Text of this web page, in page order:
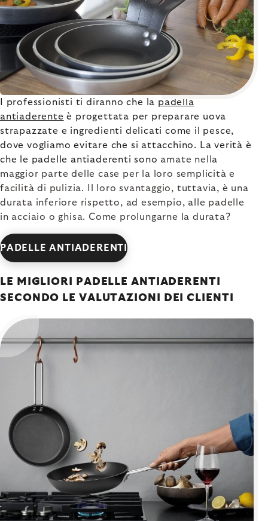
I professionisti ti diranno che la padella
antiaderente è progettata per preparare uova
strapazzate e ingredienti delicati come il pesce,
dove vogliamo evitare che si attacchino. La verità è
che le padelle antiaderenti sono amate nella
maggior parte delle case per la loro semplicità e
facilità di pulizia. Il loro svantaggio, tuttavia, è una
durata inferiore rispetto, ad esempio, alle padelle
in acciaio o ghisa. Come prolungarne la durata?
PADELLE ANTIADERENTI
LE MIGLIORI PADELLE ANTIADERENTI
SECONDO LE VALUTAZIONI DEI CLIENTI